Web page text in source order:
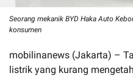
Seorang mekanik BYD Haka Auto
konsumen
mobilinanews (Jakarta) –
listrik yang kurang